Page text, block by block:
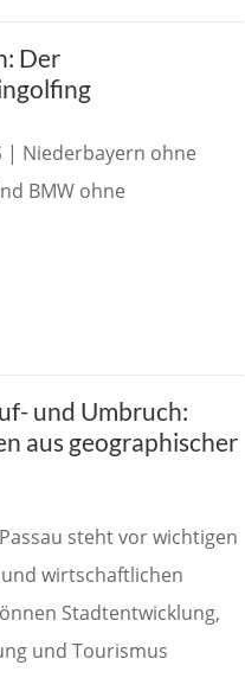
Der
| Niederbayern ohne
BMW ohne
und Umbruch:
aus geographischer
steht vor wichtigen
wirtschaftlichen
Stadtentwicklung,
und Tourismus